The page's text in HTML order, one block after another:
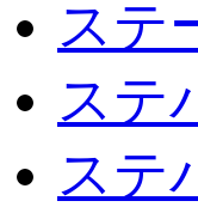
ステ
ステ
ステ